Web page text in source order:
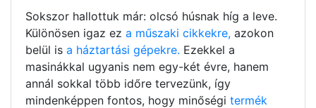
Sokszor hallottuk már: olcsó húsnak híg a leve.
Különösen igaz ez a műszaki cikkekre, azokon
belül is a háztartási gépekre. Ezekkel a
masinákkal ugyanis nem egy-két évre, hanem
annál sokkal több időre tervezünk, így
mindenképpen fontos, hogy minőségi termék